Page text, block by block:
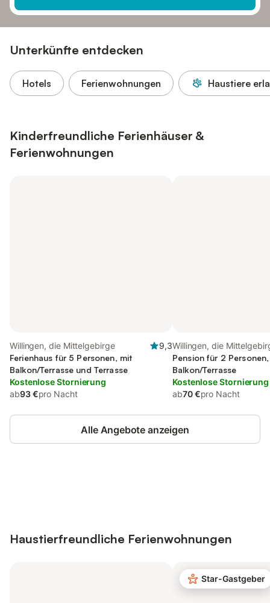
Unterkünfte entdecken
Hotels Ferienwohnungen Haustiere
Kinderfreundliche Ferienhäuser &
Ferienwohnungen
Willingen, die Mittelgebirge
9,3
Ferienhaus für 5 Personen, mit
Balkon/Terrasse und Terrasse
Kostenlose Stornierung
ab93 €pro Nacht
Willingen, die
Pension für 2
Balkon/Terrasse
Kostenlose Stornierung
ab70 €pro Nacht
Alle Angebote anzeigen
Haustierfreundliche Ferienwohnungen
Star-Gastgeber